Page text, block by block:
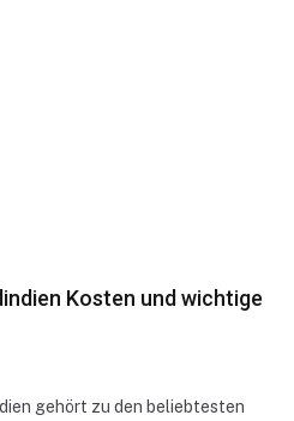
Kosten und wichtige
gehört zu den beliebtesten